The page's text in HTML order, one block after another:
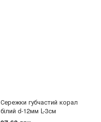
Сережки губчастий корал
білий d-12мм L-3см